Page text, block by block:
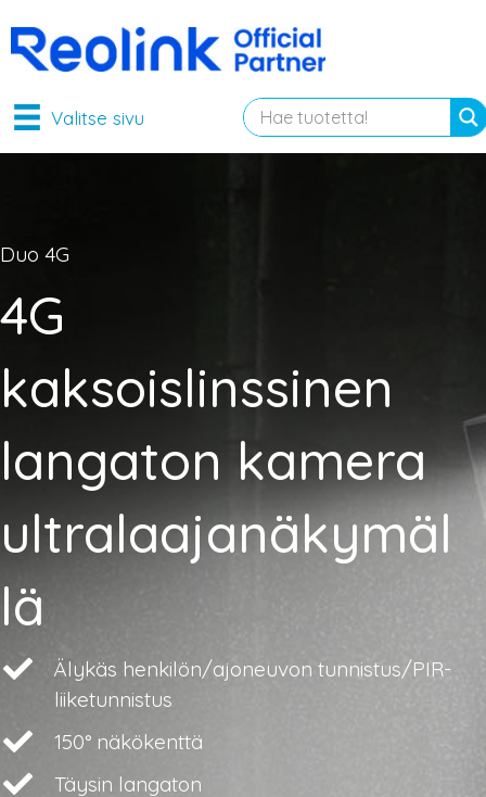
Valitse sivu
Duo 4G
4G
kaksoislinssinen
langaton kamera
ultralaajanäkymäl
lä
Älykäs henkilön/ajoneuvon tunnistus/PIR-
liiketunnistus
150° näkökenttä
Täysin langaton